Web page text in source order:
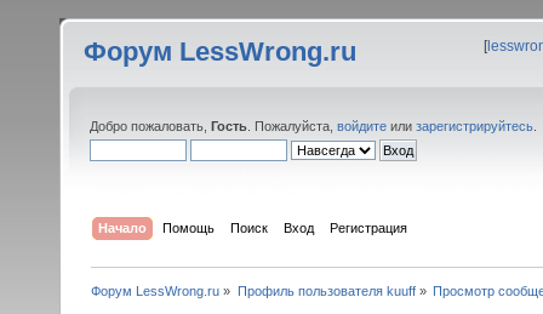
Форум LessWrong.ru [
Добро пожаловать, Гость . Пожалуйста, войдите или зарегистрируйтесь
Начало Помощь Поиск Вход Регистрация
Форум LessWrong.ru » Профиль пользователя kuuff» Просмотр